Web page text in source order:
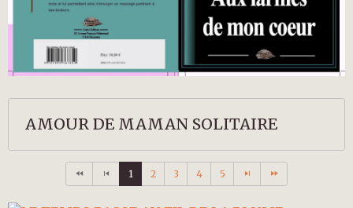
AMOUR DE MAMAN SOLITAIRE
1 2 3 4 5